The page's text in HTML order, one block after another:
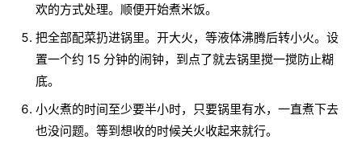
欢的方式处理。顺便开始煮米饭。
把全部配菜扔进锅里。开大火，等液体沸腾后转小火。设
置一个约 15 分钟的闹钟，到点了就去锅里搅一搅防止糊
底。
小火煮的时间至少要半小时，只要锅里有水，一直煮下去
也没问题。等到想收的时候关火收起来就行。